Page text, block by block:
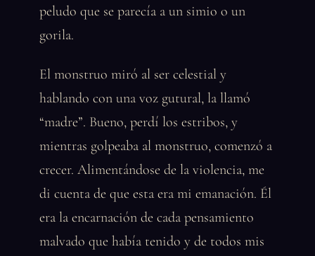
peludo que se parecía a un simio o un
gorila.
El monstruo miró al ser celestial y
hablando con una voz gutural, la llamó
“madre”. Bueno, perdí los estribos, y
mientras golpeaba al monstruo, comenzó a
crecer. Alimentándose de la violencia, me
di cuenta de que esta era mi emanación. Él
era la encarnación de cada pensamiento
malvado que había tenido y de todos mis